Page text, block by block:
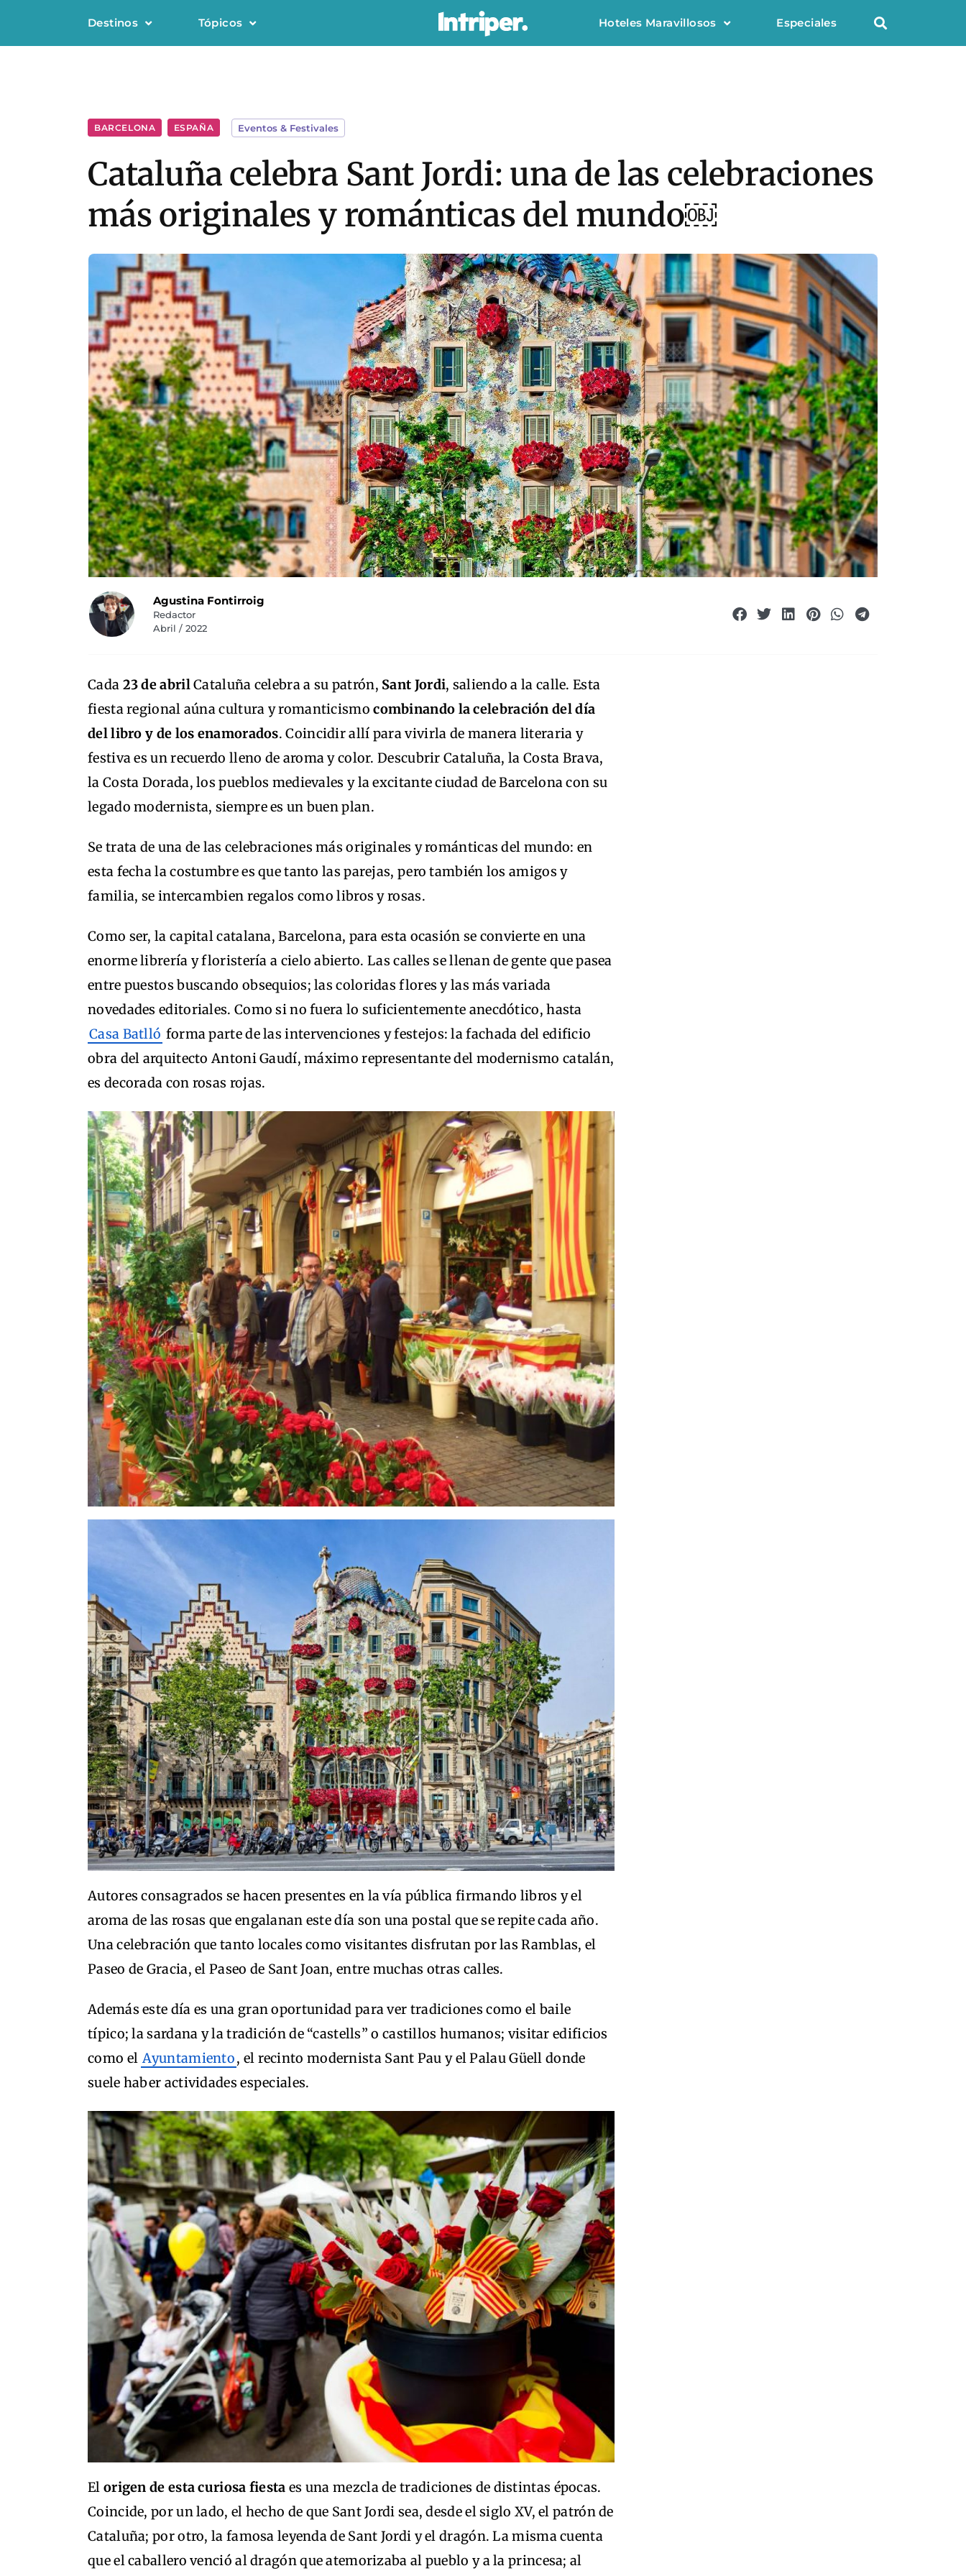
Destinos Tópicos Hoteles Maravillosos Especiales
BARCELONA ESPAÑA Eventos & Festivales
Cataluña celebra Sant Jordi: una de las celebraciones
más originales y románticas del mundo￼
Agustina Fontirroig
Redactor
Abril / 2022
Cada 23 de abrilCataluña celebra a su patrón, Sant Jordi, saliendo a la calle. Esta
fiesta regional aúna cultura y romanticismocombinando la celebración del día
del libro y de los enamorados. Coincidir allí para vivirla de manera literaria y
festiva es un recuerdo lleno de aroma y color. Descubrir Cataluña, la Costa Brava,
la Costa Dorada, los pueblos medievales y la excitante ciudad de Barcelona con su
legado modernista, siempre es un buen plan.
Se trata de una de las celebraciones más originales y románticas del mundo: en
esta fecha la costumbre es que tanto las parejas, pero también los amigos y
familia, se intercambien regalos como libros y rosas.
Como ser, la capital catalana, Barcelona, para esta ocasión se convierte en una
enorme librería y floristería a cielo abierto. Las calles se llenan de gente que pasea
entre puestos buscando obsequios; las coloridas flores y las más variada
novedades editoriales. Como si no fuera lo suficientemente anecdótico, hasta
Casa Batlló forma parte de las intervenciones y festejos: la fachada del edificio
obra del arquitecto Antoni Gaudí, máximo representante del modernismo catalán,
es decorada con rosas rojas.
Autores consagrados se hacen presentes en la vía pública firmando libros y el
aroma de las rosas que engalanan este día son una postal que se repite cada año.
Una celebración que tanto locales como visitantes disfrutan por las Ramblas, el
Paseo de Gracia, el Paseo de Sant Joan, entre muchas otras calles.
Además este día es una gran oportunidad para ver tradiciones como el baile
típico; la sardana y la tradición de “castells” o castillos humanos; visitar edificios
como el Ayuntamiento, el recinto modernista Sant Pau y el Palau Güell donde
suele haber actividades especiales.
El origen de esta curiosa fiesta es una mezcla de tradiciones de distintas épocas.
Coincide, por un lado, el hecho de que Sant Jordi sea, desde el siglo XV, el patrón de
Cataluña; por otro, la famosa leyenda de Sant Jordi y el dragón. La misma cuenta
que el caballero venció al dragón que atemorizaba al pueblo y a la princesa; al